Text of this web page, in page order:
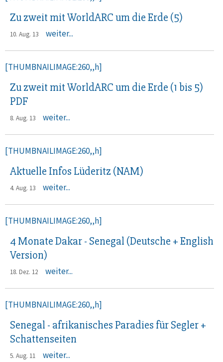
Zu zweit mit WorldARC um die Erde (5)
10. Aug. 13 weiter...
[THUMBNAILIMAGE:260,,h]
Zu zweit mit WorldARC um die Erde (1 bis 5)
PDF
8. Aug. 13 weiter...
[THUMBNAILIMAGE:260,,h]
Aktuelle Infos Lüderitz (NAM)
4. Aug. 13 weiter...
[THUMBNAILIMAGE:260,,h]
4 Monate Dakar - Senegal (Deutsche + English
Version)
18. Dez. 12 weiter...
[THUMBNAILIMAGE:260,,h]
Senegal - afrikanisches Paradies für Segler +
Schattenseiten
5. Aug. 11 weiter...